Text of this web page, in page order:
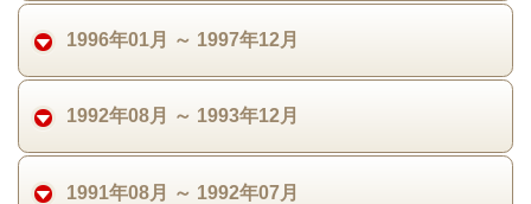
1996年01月 ～ 1997年12月
1992年08月 ～ 1993年12月
1991年08月 ～ 1992年07月